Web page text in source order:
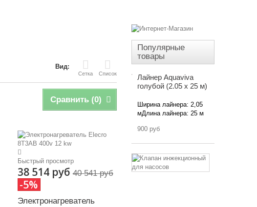
Вид:
Сетка Список
Сравнить (0)
Быстрый просмотр
38 514 руб40 541 руб
-5%
Электронагреватель
Популярные
товары
Лайнер Aquaviva
голубой (2.05 x 25 м)
Ширина лайнера: 2,05
мДлина лайнера: 25 м
900 руб